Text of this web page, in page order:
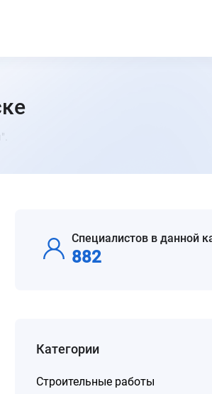
Специалистов в данной
882
Категории
Строительные работы